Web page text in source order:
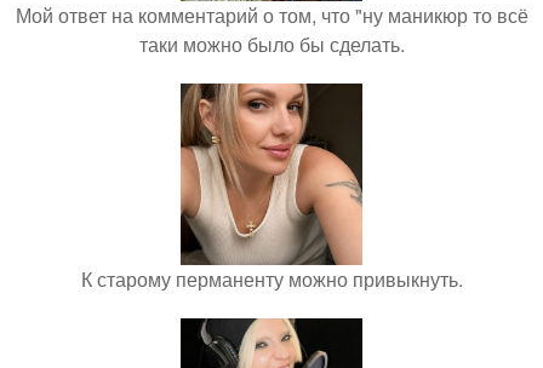
Мой ответ на комментарий о том, что "ну маникюр то всё
таки можно было бы сделать.
К старому перманенту можно привыкнуть.